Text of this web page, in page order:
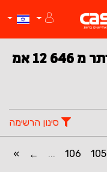
Castingonline.co.il: יותר מ 12 646 אמ
סינון הרשימה
105
106
...
»